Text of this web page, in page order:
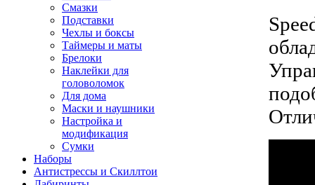
Смазки
Подставки
Чехлы и боксы
Таймеры и маты
Брелоки
Наклейки для
головоломок
Для дома
Маски и наушники
Настройка и
модификация
Сумки
Наборы
Антистрессы и Скиллтои